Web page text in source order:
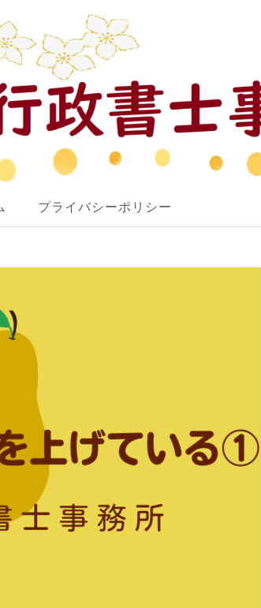
プライバシーポリシー